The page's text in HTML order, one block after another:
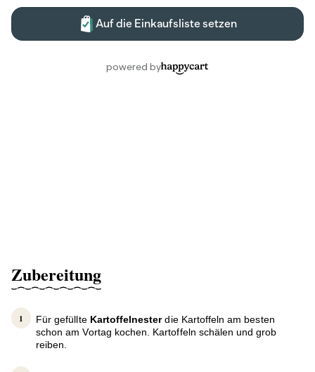
Zubereitung
Für gefüllte Kartoffelnesterdie Kartoffeln am besten
schon am Vortag kochen. Kartoffeln schälen und grob
reiben.